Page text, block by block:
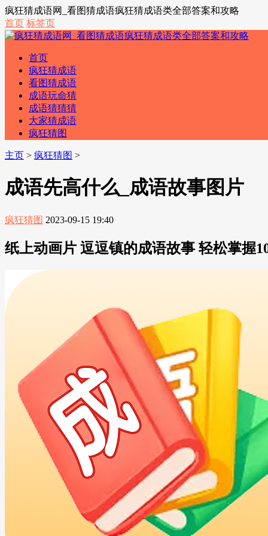
疯狂猜成语网_看图猜成语疯狂猜成语类全部答案和攻略
首页 标签页
首页
疯狂猜成语
看图猜成语
成语玩命猜
成语猜猜猜
大家猜成语
疯狂猜图
主页 > 疯狂猜图 >
成语先高什么_成语故事图片
疯狂猜图 2023-09-15 19:40
纸上动画片 逗逗镇的成语故事 轻松掌握